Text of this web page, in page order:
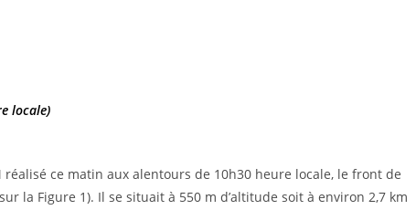
locale)
ce matin aux alentours de 10h30 heure locale, le front de
la Figure 1). Il se situait à 550 m d’altitude soit à environ 2,7 km